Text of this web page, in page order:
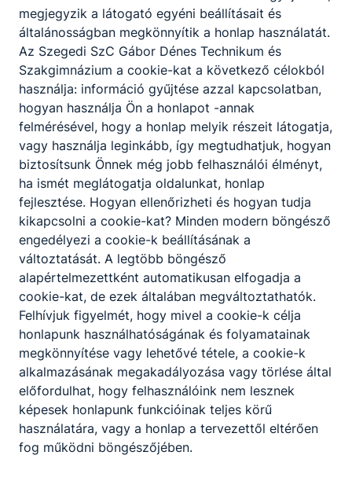
megjegyzik a látogató egyéni beállításait és
általánosságban megkönnyítik a honlap használatát.
Az Szegedi SzC Gábor Dénes Technikum és
Szakgimnázium a cookie-kat a következő célokból
használja: információ gyűjtése azzal kapcsolatban,
hogyan használja Ön a honlapot -annak
felmérésével, hogy a honlap melyik részeit látogatja,
vagy használja leginkább, így megtudhatjuk, hogyan
biztosítsunk Önnek még jobb felhasználói élményt,
ha ismét meglátogatja oldalunkat, honlap
fejlesztése. Hogyan ellenőrizheti és hogyan tudja
kikapcsolni a cookie-kat? Minden modern böngésző
engedélyezi a cookie-k beállításának a
változtatását. A legtöbb böngésző
alapértelmezettként automatikusan elfogadja a
cookie-kat, de ezek általában megváltoztathatók.
Felhívjuk figyelmét, hogy mivel a cookie-k célja
honlapunk használhatóságának és folyamatainak
megkönnyítése vagy lehetővé tétele, a cookie-k
alkalmazásának megakadályozása vagy törlése által
előfordulhat, hogy felhasználóink nem lesznek
képesek honlapunk funkcióinak teljes körű
használatára, vagy a honlap a tervezettől eltérően
fog működni böngészőjében.